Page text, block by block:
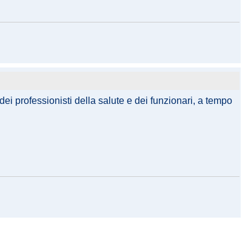
professionisti della salute e dei funzionari, a tempo